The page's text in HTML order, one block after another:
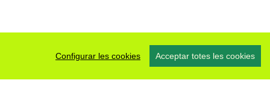
Configurar les cookies Acceptar totes les cookies